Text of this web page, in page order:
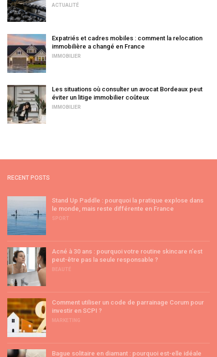
ACTUALITÉ
Expatriés et cadres mobiles : comment la relocation
immobilière a changé en France
IMMOBILIER
Les situations où consulter un avocat Bordeaux peut
éviter un litige immobilier coûteux
IMMOBILIER
RECENT POSTS
Stand Up Paddle : pourquoi la pratique explose dans
le monde, mais reste différente en France
SPORT
Acné à 30 ans : pourquoi votre routine skincare n’est
peut-être pas la seule responsable ?
BEAUTÉ
Comment utiliser un code de parrainage Corum pour
investir en SCPI ?
MARKETING
Bague solitaire en diamant : pourquoi est-elle idéale